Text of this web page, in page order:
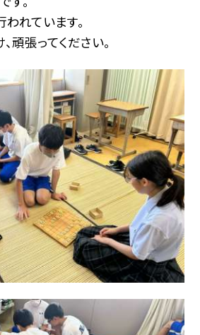
れています。
頑張ってください。